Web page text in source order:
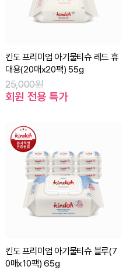
킨도 프리미엄 아기물티슈 레드 휴
대용(20매x20팩) 55g
25,000원
회원 전용 특가
킨도 프리미엄 아기물티슈 블루(7
0매x10팩) 65g